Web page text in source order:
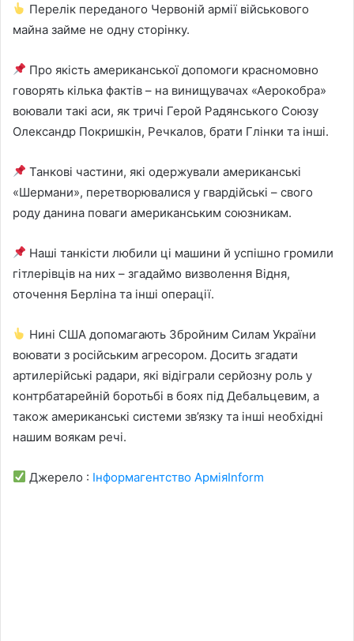
Перелік переданого Червоній армії військового
майна займе не одну сторінку.
Про якість американської допомоги красномовно
говорять кілька фактів – на винищувачах «Аерокобра»
воювали такі аси, як тричі Герой Радянського Союзу
Олександр Покришкін, Речкалов, брати Глінки та інші.
Танкові частини, які одержували американські
«Шермани», перетворювалися у гвардійські – свого
роду данина поваги американським союзникам.
Наші танкісти любили ці машини й успішно громили
гітлерівців на них – згадаймо визволення Відня,
оточення Берліна та інші операції.
Нині США допомагають Збройним Силам України
воювати з російським агресором. Досить згадати
артилерійські радари, які відіграли серйозну роль у
контрбатарейній боротьбі в боях під Дебальцевим, а
також американські системи зв’язку та інші необхідні
нашим воякам речі.
Джерело : Інформагентство АрміяInform